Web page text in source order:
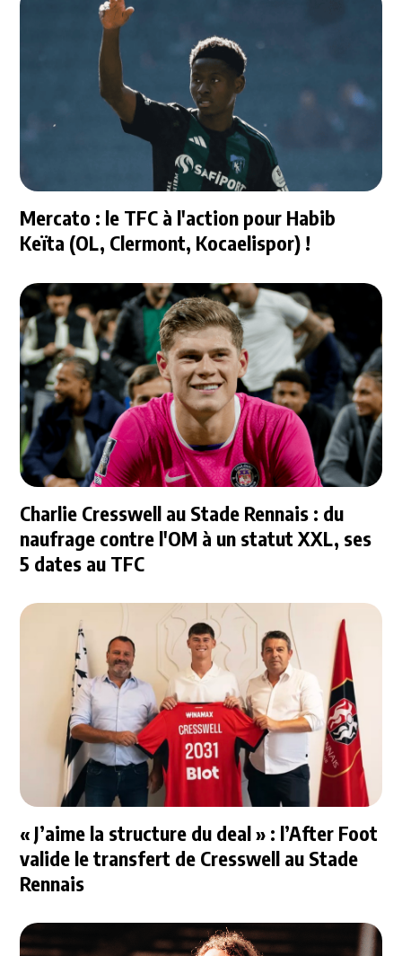
Mercato : le TFC à l'action pour Habib
Keïta (OL, Clermont, Kocaelispor) !
Charlie Cresswell au Stade Rennais : du
naufrage contre l'OM à un statut XXL, ses
5 dates au TFC
« J’aime la structure du deal » : l’After Foot
valide le transfert de Cresswell au Stade
Rennais